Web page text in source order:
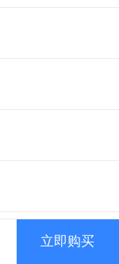
立即购买